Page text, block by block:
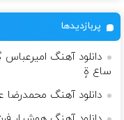
پربازدیدها
دانلود آهنگ
ساع ةٍ
دانلود آهنگ محمدرضا